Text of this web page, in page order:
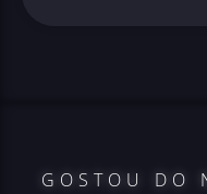
GOSTOU DO